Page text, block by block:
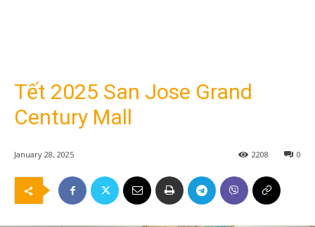
Tết 2025 San Jose Grand
Century Mall
January 28, 2025 0
2208